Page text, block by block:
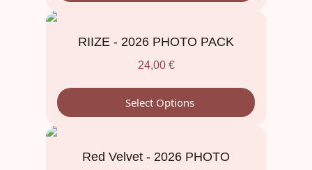
RIIZE - 2026 PHOTO PACK
24,00 €
Select Options
Red Velvet - 2026 PHOTO